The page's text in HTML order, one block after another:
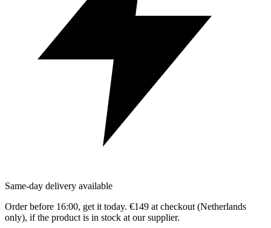
Same-day delivery available
Order before 16:00, get it today. €149 at checkout (Netherlands
only), if the product is in stock at our supplier.